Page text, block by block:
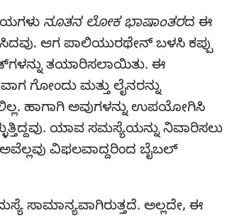
ನೂತನ ಲೋಕ ಭಾಷಾಂತರದ ಈ
ಆಗ ಪಾಲಿಯುರಥೇನ್‌ ಬಳಸಿ ಕಪ್ಪು
ತಯಾರಿಸಲಾಯಿತು. ಈ
ಗೋಂದು ಮತ್ತು ಲೈನರನ್ನು
ಹಾಗಾಗಿ ಅವುಗಳನ್ನು ಉಪಯೋಗಿಸಿ
ಯಾವ ಸಮಸ್ಯೆಯನ್ನು ನಿವಾರಿಸಲು
ವಿಫಲವಾದ್ದರಿಂದ ಬೈಬಲ್‌
ಸಾಮಾನ್ಯವಾಗಿರುತ್ತದೆ. ಅಲ್ಲದೇ, ಈ